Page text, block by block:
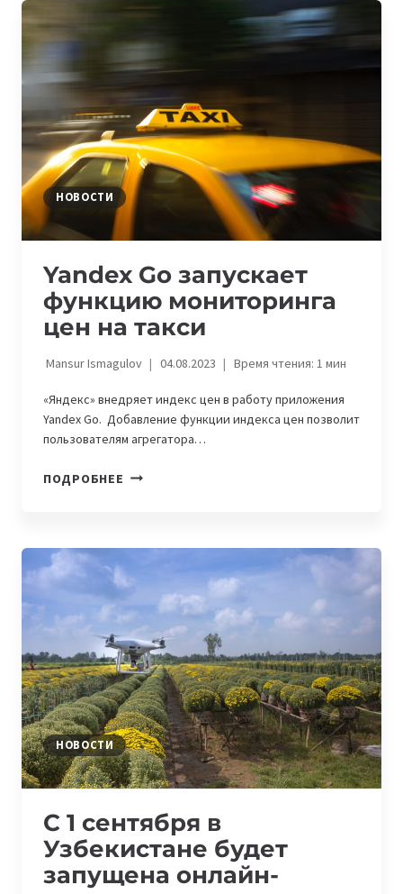
КОНФЕРЕНЦИЯ
ДИАСПОРЫ
В
США
НОВОСТИ
Yandex Go запускает
функцию мониторинга
цен на такси
Mansur Ismagulov 04.08.2023 Время чтения: 1мин
«Яндекс» внедряет индекс цен в работу приложения
Yandex Go. Добавление функции индекса цен позволит
пользователям агрегатора…
ПОДРОБНЕЕ YANDEX
ЦЕН
ТАКСИ
НОВОСТИ
С 1 сентября в
Узбекистане будет
запущена онлайн-